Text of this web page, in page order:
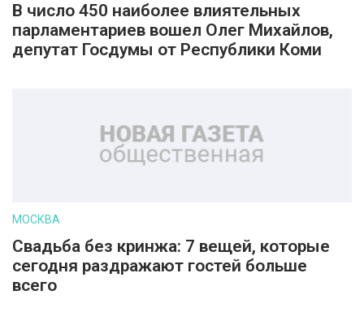
В число 450 наиболее влиятельных
парламентариев вошел Олег Михайлов,
депутат Госдумы от Республики Коми
МОСКВА
Свадьба без кринжа: 7 вещей, которые
сегодня раздражают гостей больше
всего